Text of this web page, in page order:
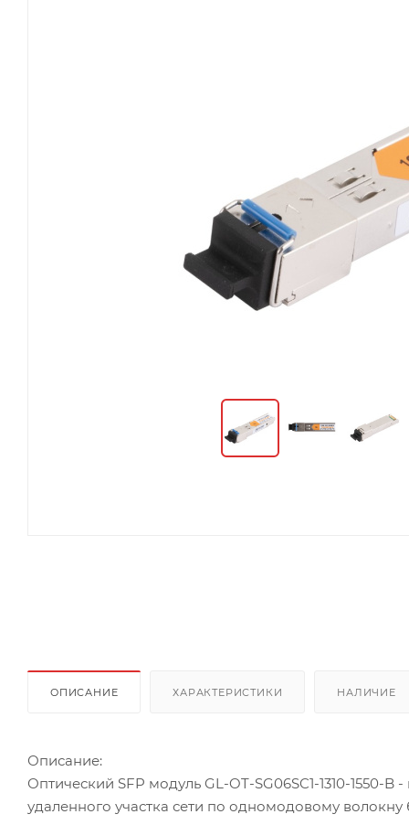
ОПИСАНИЕ ХАРАКТЕРИСТИКИ НАЛИЧИЕ
Описание:
Оптический SFP модуль GL-OT-SG06SC1-1310-
удаленного участка сети по одномодовому